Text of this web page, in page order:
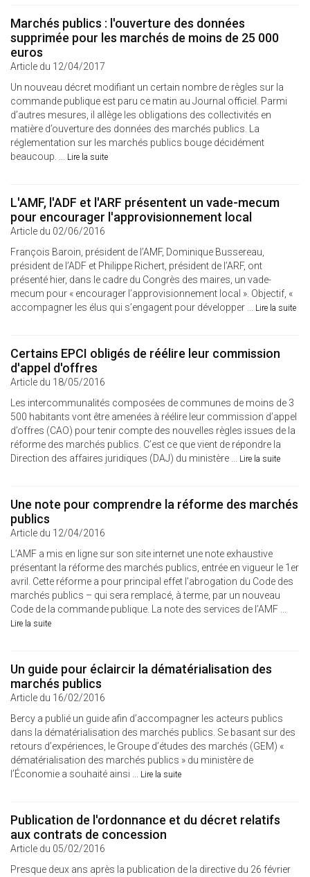
Marchés publics : l'ouverture des données
supprimée pour les marchés de moins de 25 000
euros
Article du 12/04/2017
Un nouveau décret modifiant un certain nombre de règles sur la
commande publique est paru ce matin au Journal officiel. Parmi
d’autres mesures, il allège les obligations des collectivités en
matière d’ouverture des données des marchés publics. La
réglementation sur les marchés publics bouge décidément
beaucoup. ... Lire la suite
L'AMF, l'ADF et l'ARF présentent un vade-mecum
pour encourager l'approvisionnement local
Article du 02/06/2016
François Baroin, président de l’AMF, Dominique Bussereau,
président de l’ADF et Philippe Richert, président de l’ARF, ont
présenté hier, dans le cadre du Congrès des maires, un vade-
mecum pour « encourager l’approvisionnement local ». Objectif, «
accompagner les élus qui s’engagent pour développer ... Lire la suite
Certains EPCI obligés de réélire leur commission
d'appel d'offres
Article du 18/05/2016
Les intercommunalités composées de communes de moins de 3
500 habitants vont être amenées à réélire leur commission d’appel
d’offres (CAO) pour tenir compte des nouvelles règles issues de la
réforme des marchés publics. C’est ce que vient de répondre la
Direction des affaires juridiques (DAJ) du ministère ... Lire la suite
Une note pour comprendre la réforme des marchés
publics
Article du 12/04/2016
L’AMF a mis en ligne sur son site internet une note exhaustive
présentant la réforme des marchés publics, entrée en vigueur le 1er
avril. Cette réforme a pour principal effet l’abrogation du Code des
marchés publics – qui sera remplacé, à terme, par un nouveau
Code de la commande publique. La note des services de l’AMF ...
Lire la suite
Un guide pour éclaircir la dématérialisation des
marchés publics
Article du 16/02/2016
Bercy a publié un guide afin d’accompagner les acteurs publics
dans la dématérialisation des marchés publics. Se basant sur des
retours d’expériences, le Groupe d’études des marchés (GEM) «
dématérialisation des marchés publics » du ministère de
l’Économie a souhaité ainsi ... Lire la suite
Publication de l'ordonnance et du décret relatifs
aux contrats de concession
Article du 05/02/2016
Presque deux ans après la publication de la directive du 26 février